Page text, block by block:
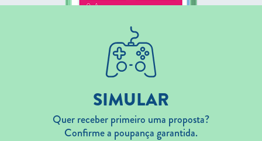
SIMULAR
Quer receber primeiro uma proposta?
Confirme a poupança garantida.